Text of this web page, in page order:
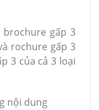
brochure gấp 3
rochure gấp 3
3 của cả 3 loại
nội dung